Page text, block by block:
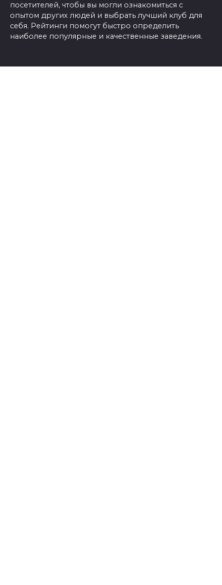
посетителей, чтобы вы могли ознакомиться с
опытом других людей и выбрать лучший клуб для
себя. Рейтинги помогут быстро определить
наиболее популярные и качественные заведения.